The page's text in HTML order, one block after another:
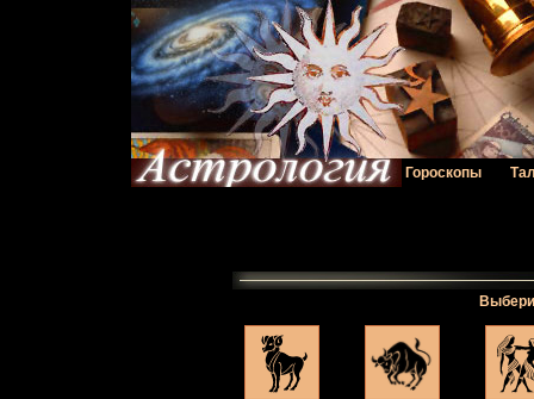
Гороскопы